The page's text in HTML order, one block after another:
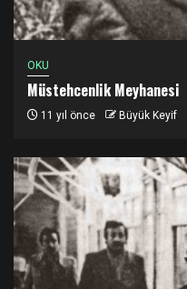
OKU
Müstehcenlik Meyhanesi
11 yıl önce Büyük Keyif